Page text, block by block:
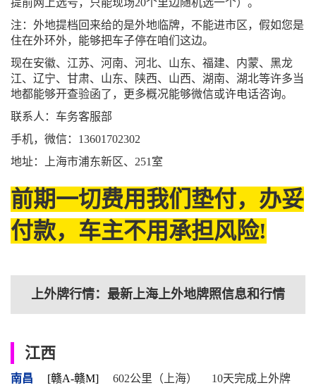
提前网上选号，只能现场20个里边随机选一个）。
注：外地提档回来给的是外地临牌，不能进市区，假如您是
住在外环外，能够把车子停在咱们这边。
现在安徽、江苏、河南、河北、山东、福建、内蒙、黑龙
江、辽宁、甘肃、山东、陕西、山西、湖南、湖北等许多当
地都能够开查验函了，更多概况能够微信或许电话咨询。
联系人：车务客服部
手机，微信：13601702302
地址：上海市浦东新区、251室
前期一切费用我们垫付，办妥
付款，车主不用承担风险!
上外牌行情：最新上海上外地牌照信息和行情
江西
南昌 [赣A-赣M] 602公里（上海） 10天完成上外牌